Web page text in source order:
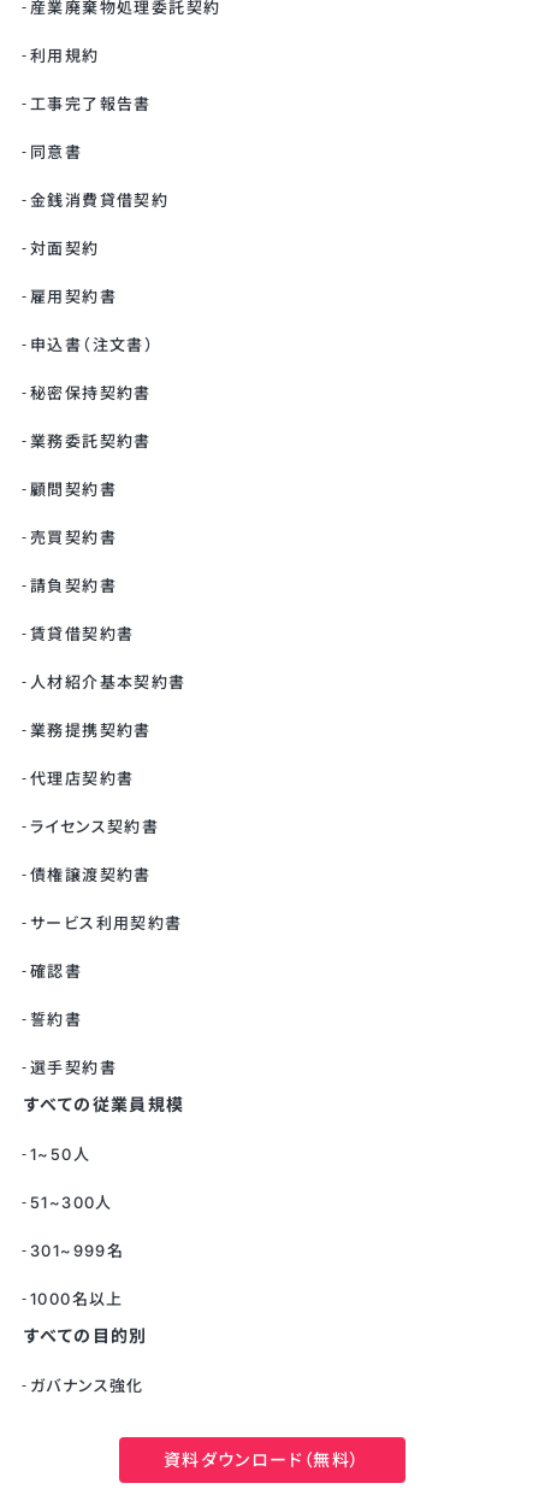
産業廃棄物処理委託契約
利用規約
工事完了報告書
同意書
金銭消費貸借契約
対面契約
雇用契約書
申込書（注文書）
秘密保持契約書
業務委託契約書
顧問契約書
売買契約書
請負契約書
賃貸借契約書
人材紹介基本契約書
業務提携契約書
代理店契約書
ライセンス契約書
債権譲渡契約書
サービス利用契約書
確認書
誓約書
選手契約書
すべての従業員規模
1~50人
51~300人
301~999名
1000名以上
すべての目的別
ガバナンス強化
資料ダウンロード（無料）